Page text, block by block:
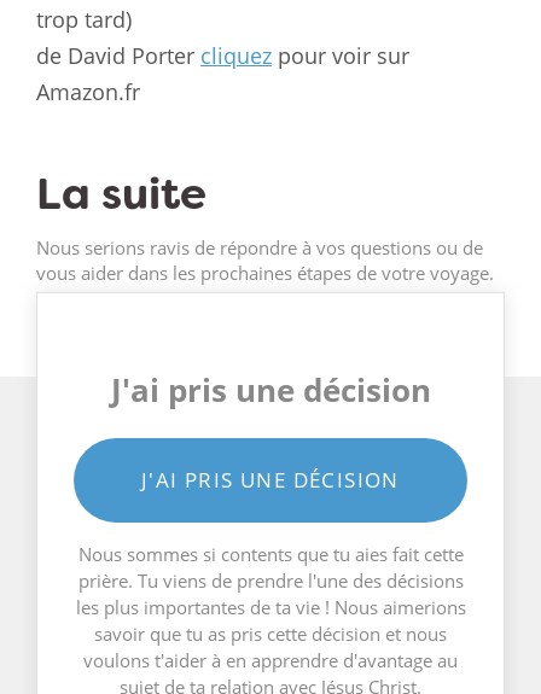
trop tard)
de David Porter cliquez pour voir sur
Amazon.fr
La suite
Nous serions ravis de répondre à vos questions ou de
vous aider dans les prochaines étapes de votre voyage.
J'ai pris une décision
J'AI PRIS UNE DÉCISION
Nous sommes si contents que tu aies fait cette
prière. Tu viens de prendre l'une des décisions
les plus importantes de ta vie ! Nous aimerions
savoir que tu as pris cette décision et nous
voulons t'aider à en apprendre d'avantage au
sujet de ta relation avec Jésus Christ.